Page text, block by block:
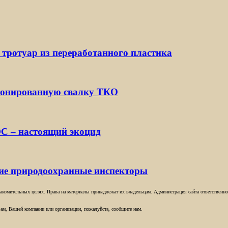
из переработанного пластика
свалку ТКО
– настоящий экоцид
природоохранные инспекторы
целях. Права на материалы принадлежат их владельцам. Администрация сайта
Вашей компании или организации, пожалуйста, сообщите нам.